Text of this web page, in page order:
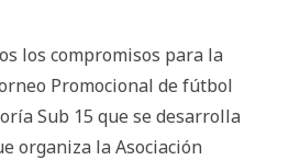
los compromisos para la
Promocional de fútbol
Sub 15 que se desarrolla
organiza la Asociación